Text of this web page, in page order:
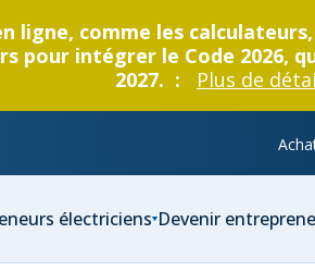
comme les
pour intégrer le Code 2026,
2027. :
Plus de
électriciens Devenir